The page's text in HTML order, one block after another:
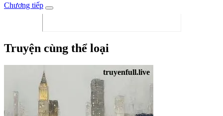
Chương tiếp
Truyện cùng thể loại